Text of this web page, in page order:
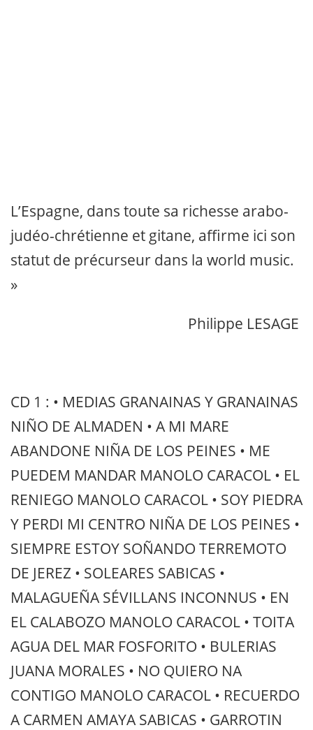
L’Espagne, dans toute sa richesse arabo-
judéo-chrétienne et gitane, affirme ici son
statut de précurseur dans la world music.
»
Philippe LESAGE
CD 1 : • MEDIAS GRANAINAS Y GRANAINAS
NIÑO DE ALMADEN • A MI MARE
ABANDONE NIÑA DE LOS PEINES • ME
PUEDEM MANDAR MANOLO CARACOL • EL
RENIEGO MANOLO CARACOL • SOY PIEDRA
Y PERDI MI CENTRO NIÑA DE LOS PEINES •
SIEMPRE ESTOY SOÑANDO TERREMOTO
DE JEREZ • SOLEARES SABICAS •
MALAGUEÑA SÉVILLANS INCONNUS • EN
EL CALABOZO MANOLO CARACOL • TOITA
AGUA DEL MAR FOSFORITO • BULERIAS
JUANA MORALES • NO QUIERO NA
CONTIGO MANOLO CARACOL • RECUERDO
A CARMEN AMAYA SABICAS • GARROTIN